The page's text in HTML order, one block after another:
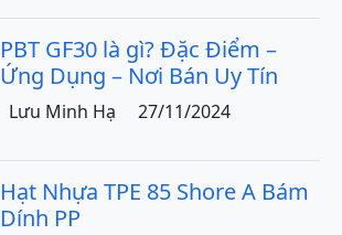
PBT GF30 là gì? Đặc Điểm –
Ứng Dụng – Nơi Bán Uy Tín
Lưu Minh Hạ 27/11/2024
Hạt Nhựa TPE 85 Shore A Bám
Dính PP